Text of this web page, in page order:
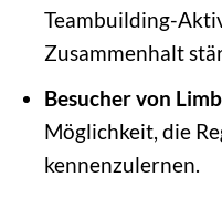
Teambuilding-
Zusammenhalt
Besucher von
Möglichkeit, die
kennenzulernen.